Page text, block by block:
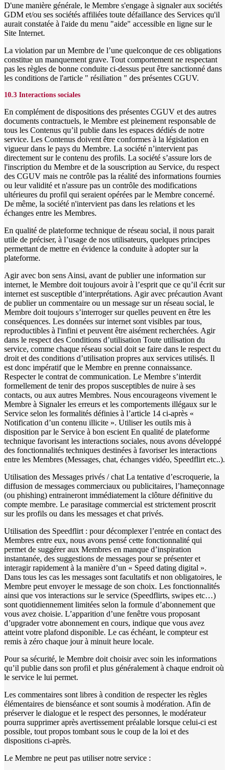
D'une manière générale, le Membre s'engage à signaler aux sociétés
GDM et/ou ses sociétés affiliées toute défaillance des Services qu'il
aurait constatée à l'aide du menu "aide" accessible en ligne sur le
Site Internet.
La violation par un Membre de l’une quelconque de ces obligations
constitue un manquement grave. Tout comportement ne respectant
pas les règles de bonne conduite ci-dessus peut être sanctionné dans
les conditions de l'article " résiliation " des présentes CGUV.
10.3 Interactions sociales
En complément de dispositions des présentes CGUV et des autres
documents contractuels, le Membre est pleinement responsable de
tous les Contenus qu’il publie dans les espaces dédiés de notre
service. Les Contenus doivent être conformes à la législation en
vigueur dans le pays du Membre. La société n’intervient pas
directement sur le contenu des profils. La société s’assure lors de
l'inscription du Membre et de la souscription au Service, du respect
des CGUV mais ne contrôle pas la réalité des informations fournies
ou leur validité et n'assure pas un contrôle des modifications
ultérieures du profil qui seraient opérées par le Membre concerné.
De même, la société n'intervient pas dans les relations et les
échanges entre les Membres.
En qualité de plateforme technique de réseau social, il nous parait
utile de préciser, à l’usage de nos utilisateurs, quelques principes
permettant de mettre en évidence la conduite à adopter sur la
plateforme.
Agir avec bon sens Ainsi, avant de publier une information sur
internet, le Membre doit toujours avoir à l’esprit que ce qu’il écrit sur
internet est susceptible d’interprétations. Agir avec précaution Avant
de publier un commentaire ou un message sur un réseau social, le
Membre doit toujours s’interroger sur quelles peuvent en être les
conséquences. Les données sur internet sont visibles par tous,
reproductibles à l'infini et peuvent être aisément recherchées. Agir
dans le respect des Conditions d’utilisation Toute utilisation du
service, comme chaque réseau social doit se faire dans le respect du
droit et des conditions d’utilisation propres aux services utilisés. Il
est donc impératif que le Membre en prenne connaissance.
Respecter le contrat de communication. Le Membre s’interdit
formellement de tenir des propos susceptibles de nuire à ses
contacts, ou aux autres Membres. Nous encourageons vivement le
Membre à Signaler les erreurs et les comportements illégaux sur le
Service selon les formalités définies à l’article 14 ci-après «
Notification d’un contenu illicite ». Utiliser les outils mis à
disposition par le Service à bon escient En qualité de plateforme
technique favorisant les interactions sociales, nous avons développé
des fonctionnalités techniques destinées à favoriser les interactions
entre les Membres (Messages, chat, échanges vidéo, Speedflirt etc..).
Utilisation des Messages privés / chat La tentative d’escroquerie, la
diffusion de messages commerciaux ou publicitaires, l’hameçonnage
(ou phishing) entraineront immédiatement la clôture définitive du
compte membre. Le parasitage commercial est strictement proscrit
sur les profils ou dans les messages et chat privés.
Utilisation des Speedflirt : pour décomplexer l’entrée en contact des
Membres entre eux, nous avons pensé cette fonctionnalité qui
permet de suggérer aux Membres en manque d’inspiration
instantanée, des suggestions de messages pour se présenter et
interagir rapidement à la manière d’un « Speed dating digital ».
Dans tous les cas les messages sont facultatifs et non obligatoires, le
Membre peut envoyer le message de son choix. Les fonctionnalités
ainsi que vos interactions sur le service (Speedflirts, swipes etc…)
sont quotidiennement limitées selon la formule d’abonnement que
vous avez choisie. L’apparition d’une fenêtre vous proposant
d’upgrader votre abonnement en cours, indique que vous avez
atteint votre plafond disponible. Le cas échéant, le compteur est
remis à zéro chaque jour à minuit heure locale.
Pour sa sécurité, le Membre doit choisir avec soin les informations
qu’il publie dans son profil et plus généralement à chaque endroit où
le service le lui permet.
Les commentaires sont libres à condition de respecter les règles
élémentaires de bienséance et sont soumis à modération. Afin de
préserver le dialogue et le respect des personnes, le modérateur
pourra supprimer après avertissement préalable lorsque celui-ci est
possible, tout propos tombant sous le coup de la loi et des
dispositions ci-après.
Le Membre ne peut pas utiliser notre service :